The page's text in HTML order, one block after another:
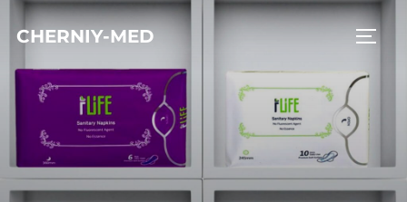
Перейти
CHERNIY-MED